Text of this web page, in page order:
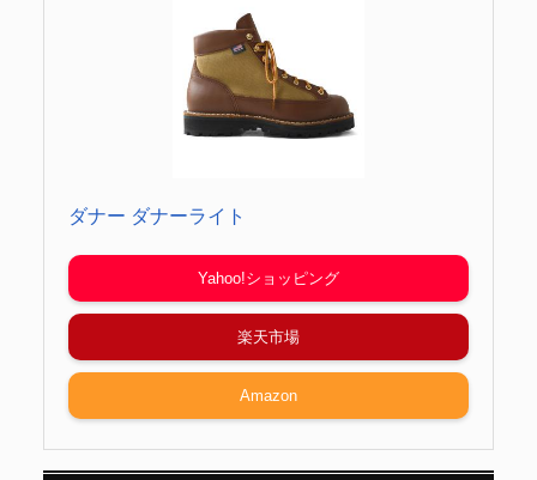
ダナー ダナーライト
Yahoo!ショッピング
楽天市場
Amazon